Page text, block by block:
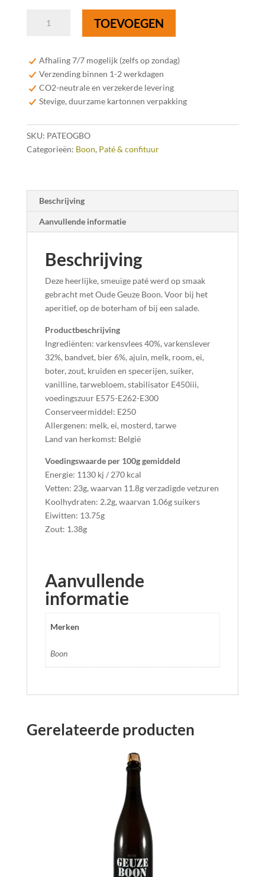
Geuze
Boon
180gr
aantal
TOEVOEGEN
Afhaling 7/7 mogelijk (zelfs op zondag)
Verzending binnen 1-2 werkdagen
CO2-neutrale en verzekerde levering
Stevige, duurzame kartonnen verpakking
SKU: PATEOGBO
Categorieën: Boon, Paté & confituur
Beschrijving
Aanvullende informatie
Beschrijving
Deze heerlijke, smeuïge paté werd op smaak
gebracht met Oude Geuze Boon. Voor bij het
aperitief, op de boterham of bij een salade.
Productbeschrijving
Ingrediënten: varkensvlees 40%, varkenslever
32%, bandvet, bier 6%, ajuin, melk, room, ei,
boter, zout, kruiden en specerijen, suiker,
vanilline, tarwebloem, stabilisator E450iii,
voedingszuur E575-E262-E300
Conserveermiddel: E250
Allergenen: melk, ei, mosterd, tarwe
Land van herkomst: België
Voedingswaarde per 100g gemiddeld
Energie: 1130 kj / 270 kcal
Vetten: 23g, waarvan 11.8g verzadigde vetzuren
Koolhydraten: 2.2g, waarvan 1.06g suikers
Eiwitten: 13.75g
Zout: 1.38g
Aanvullende
informatie
Merken
Boon
Gerelateerde producten